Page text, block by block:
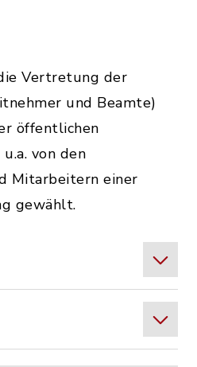
Vertretung der
und Beamte)
öffentlichen
von den
Mitarbeitern einer
gewählt.